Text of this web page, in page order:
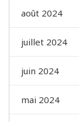
août 2024
juillet 2024
juin 2024
mai 2024